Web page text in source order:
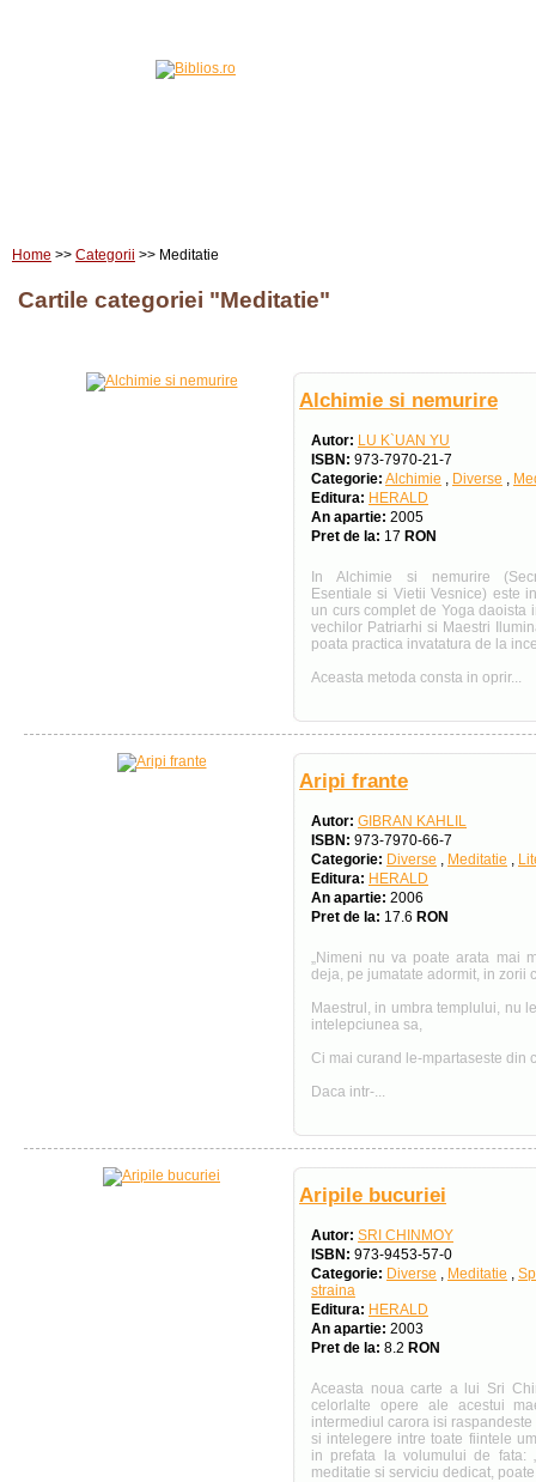
Home >> Categorii >> Meditatie
Cartile categoriei "Meditatie"
Alchimie si nemurire
Autor: LU K`UAN YU
ISBN: 973-7970-21-7
Categorie: Alchimie , Diverse ,
Editura: HERALD
An apartie: 2005
Pret de la: 17 RON
In Alchimie si nemurire
Esentiale si Vietii Vesnice) este
un curs complet de Yoga daoista
vechilor Patriarhi si Maestri
poata practica invatatura de la
Aceasta metoda consta in oprir...
Aripi frante
Autor: GIBRAN KAHLIL
ISBN: 973-7970-66-7
Categorie: Diverse , Meditatie ,
Editura: HERALD
An apartie: 2006
Pret de la: 17.6 RON
„Nimeni nu va poate arata mai
deja, pe jumatate adormit, in zorii
Maestrul, in umbra templului, nu
intelepciunea sa,
Ci mai curand le‑mpar­taseste din
Daca intr‑...
Aripile bucuriei
Autor: SRI CHINMOY
ISBN: 973-9453-57-0
Categorie: Diverse , Meditatie ,
straina
Editura: HERALD
An apartie: 2003
Pret de la: 8.2 RON
Aceasta noua carte a lui Sri
celorlalte opere ale acestui
intermediul carora isi
si intelegere intre toate fiintele
in prefata la volumului de fata:
meditatie si serviciu dedicat,